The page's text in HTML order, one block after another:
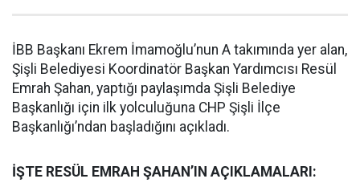
İBB Başkanı Ekrem İmamoğlu’nun A takımında yer alan,
Şişli Belediyesi Koordinatör Başkan Yardımcısı Resül
Emrah Şahan, yaptığı paylaşımda Şişli Belediye
Başkanlığı için ilk yolculuğuna CHP Şişli İlçe
Başkanlığı’ndan başladığını açıkladı.
İŞTE RESÜL EMRAH ŞAHAN’IN AÇIKLAMALARI: